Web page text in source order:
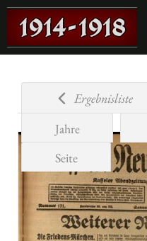
Ergebnisliste
Jahre
Seite